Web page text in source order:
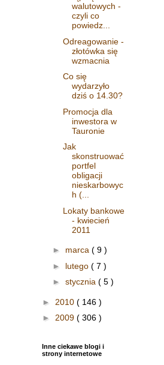
walutowych -
czyli co
powiedz...
Odreagowanie -
złotówka się
wzmacnia
Co się
wydarzyło
dziś o 14.30?
Promocja dla
inwestora w
Tauronie
Jak
skonstruować
portfel
obligacji
nieskarbowyc
h (...
Lokaty bankowe
- kwiecień
2011
► marca ( 9 )
► lutego( 7 )
► stycznia ( 5 )
► 2010 ( 146 )
► 2009 ( 306 )
Inne ciekawe blogi i
strony internetowe